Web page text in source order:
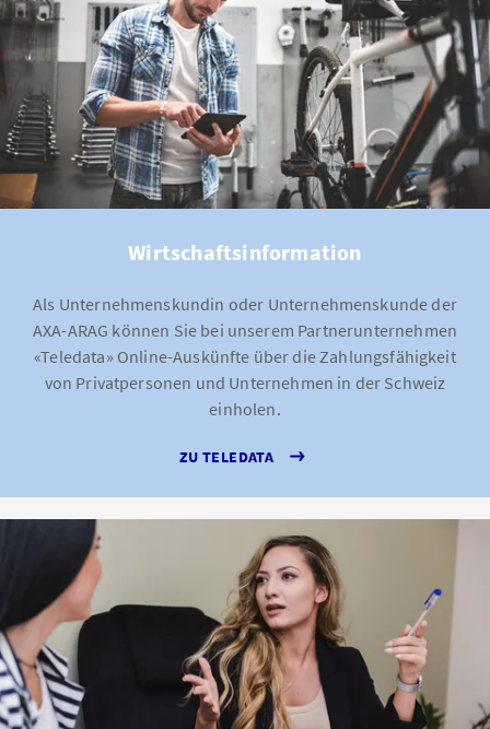
Wirtschaftsinformation
Als Unternehmenskundin oder Unternehmenskunde der
AXA-ARAG können Sie bei unserem Partnerunternehmen
«Teledata» Online-Auskünfte über die Zahlungsfähigkeit
von Privatpersonen und Unternehmen in der Schweiz
einholen.
ZU TELEDATA